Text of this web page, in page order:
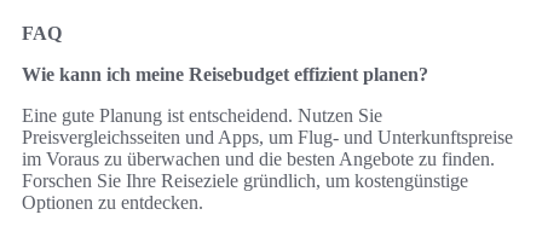
FAQ
Wie kann ich meine Reisebudget effizient planen?
Eine gute Planung ist entscheidend. Nutzen Sie
Preisvergleichsseiten und Apps, um Flug- und Unterkunftspreise
im Voraus zu überwachen und die besten Angebote zu finden.
Forschen Sie Ihre Reiseziele gründlich, um kostengünstige
Optionen zu entdecken.